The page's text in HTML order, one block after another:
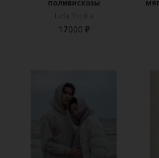
поливискозы
Lida Tsoka
17000 ₽